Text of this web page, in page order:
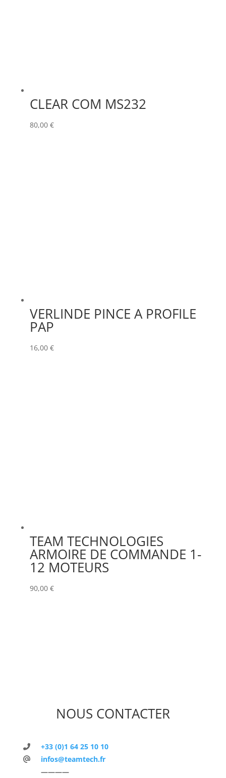
CLEAR COM MS232
80,00 €
VERLINDE PINCE A PROFILE
PAP
16,00 €
TEAM TECHNOLOGIES
ARMOIRE DE COMMANDE 1-
12 MOTEURS
90,00 €
NOUS CONTACTER
+33 (0)1 64 25 10 10
infos@teamtech.fr
————